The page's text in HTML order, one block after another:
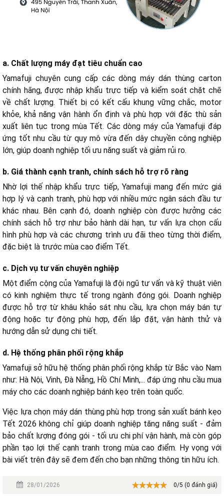
a. Chất lượng máy đạt tiêu chuẩn cao
Yamafuji chuyên cung cấp các dòng máy dán thùng carton
chính hãng, được nhập khẩu trực tiếp và kiểm soát chặt chẽ
về chất lượng. Thiết bị có kết cấu khung vững chắc, motor
khỏe, khả năng vận hành ổn định và phù hợp với đặc thù sản
xuất liên tục trong mùa Tết. Các dòng máy của Yamafuji đáp
ứng tốt nhu cầu từ quy mô vừa đến dây chuyền công nghiệp
lớn, giúp doanh nghiệp tối ưu năng suất và giảm rủi ro.
b. Giá thành cạnh tranh, chính sách hỗ trợ rõ ràng
Nhờ lợi thế nhập khẩu trực tiếp, Yamafuji mang đến mức giá
hợp lý và cạnh tranh, phù hợp với nhiều mức ngân sách đầu tư
khác nhau. Bên cạnh đó, doanh nghiệp còn được hưởng các
chính sách hỗ trợ như bảo hành dài hạn, tư vấn lựa chọn cấu
hình phù hợp và các chương trình ưu đãi theo từng thời điểm,
đặc biệt là trước mùa cao điểm Tết.
c. Dịch vụ tư vấn chuyên nghiệp
Một điểm cộng của Yamafuji là đội ngũ tư vấn và kỹ thuật viên
có kinh nghiệm thực tế trong ngành đóng gói. Doanh nghiệp
được hỗ trợ từ khâu khảo sát nhu cầu, lựa chọn máy bán tự
động hoặc tự động phù hợp, đến lắp đặt, vận hành thử và
hướng dẫn sử dụng chi tiết.
d. Hệ thống phân phối rộng khắp
Yamafuji sở hữu hệ thống phân phối rộng khắp từ Bắc vào Nam
như: Hà Nội, Vinh, Đà Nẵng, Hồ Chí Minh,... đáp ứng nhu cầu mua
máy cho các doanh nghiệp bánh kẹo trên toàn quốc.
Việc lựa chọn máy dán thùng phù hợp trong sản xuất bánh kẹo
Tết 2026 không chỉ giúp doanh nghiệp tăng năng suất - đảm
bảo chất lượng đóng gói - tối ưu chi phí vận hành, mà còn góp
phần tạo lợi thế cạnh tranh trong mùa cao điểm. Hy vọng với
bài viết trên đây sẽ đem đến cho bạn những thông tin hữu ích.
28/01/2026 0/5 (0 đánh giá)